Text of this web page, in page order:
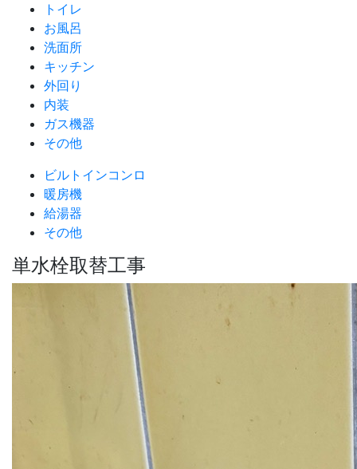
トイレ
お風呂
洗面所
キッチン
外回り
内装
ガス機器
その他
ビルトインコンロ
暖房機
給湯器
その他
単水栓取替工事